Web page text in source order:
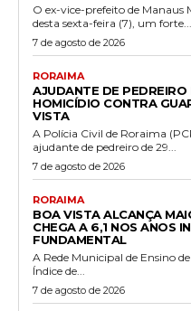
O ex-vice-prefeito de
desta sexta-feira (7), um forte...
7 de agosto de 2026
RORAIMA
AJUDANTE DE
HOMICÍDIO CONTRA
VISTA
A Polícia Civil de Roraima
ajudante de pedreiro de 29...
7 de agosto de 2026
RORAIMA
BOA VISTA ALCANÇA
CHEGA A 6,1 NOS ANOS
FUNDAMENTAL
A Rede Municipal de Ensino
Índice de...
7 de agosto de 2026